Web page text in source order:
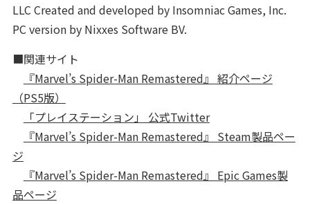
LLC Created and developed by Insomniac Games, Inc.
PC version by Nixxes Software BV.
■関連サイト
『Marvel’s Spider-Man Remastered』 紹介ページ
（PS5版）
「プレイステーション」 公式Twitter
『Marvel’s Spider-Man Remastered』 Steam製品ペー
ジ
『Marvel’s Spider-Man Remastered』 Epic Games製
品ページ